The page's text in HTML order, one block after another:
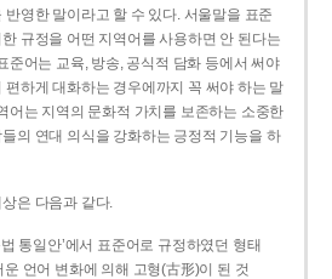
영한 말이라고 할 수 있다. 서울말을 표준
규정을 어떤 지역어를 사용하면 안 된다는
준어는 교육, 방송, 공식적 담화 등에서 써야
편하게 대화하는 경우에까지 꼭 써야 하는 말
어는 지역의 문화적 가치를 보존하는 소중한
의 연대 의식을 강화하는 긍정적 기능을 하
은 다음과 같다.
통일안’에서 표준어로 규정하였던 형태
언어 변화에 의해 고형(古形)이 된 것